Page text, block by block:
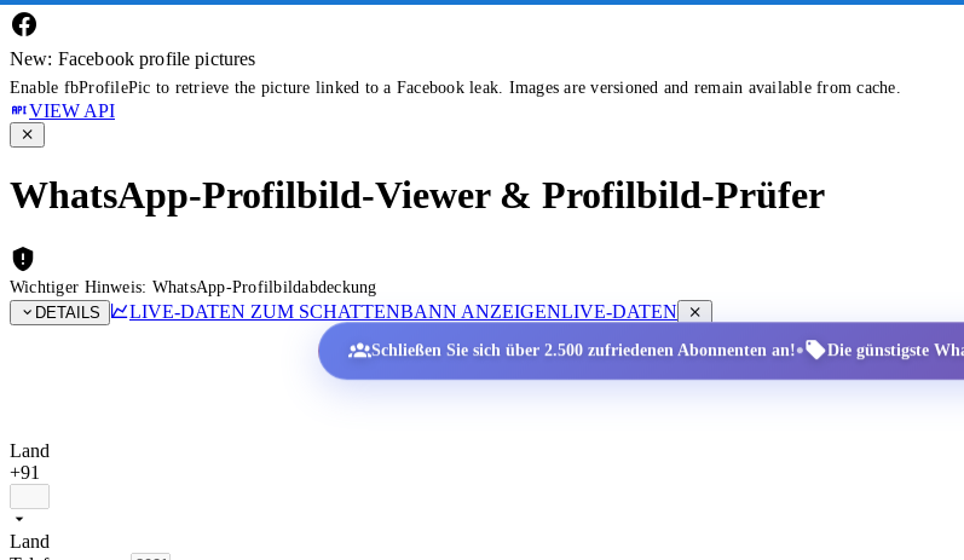
New: Facebook profile pictures
Enable fbProfilePic to retrieve the picture linked to a Facebook leak. Images are versioned and remain available from cache.
VIEW API
WhatsApp-Profilbild-Viewer & Profilbild-Prüfer
Wichtiger Hinweis: WhatsApp-Profilbildabdeckung
DETAILS
LIVE-DATEN ZUM SCHATTENBANN ANZEIGENLIVE-DATEN
Schließen Sie sich über 2.500 zufriedenen Abonnenten an!• Die günstigste
Land
+91
Land